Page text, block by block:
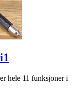
hele 11 funksjoner i